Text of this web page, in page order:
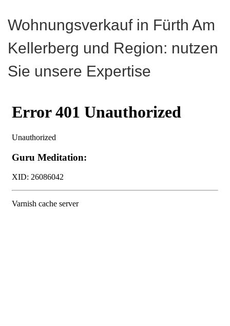
Wohnungsverkauf in Fürth Am
Kellerberg und Region: nutzen
Sie unsere Expertise